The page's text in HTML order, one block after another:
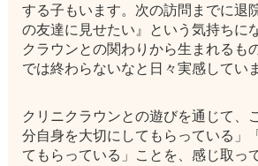
する子もいます。次の訪問までに退
の友達に見せたい』という気持ちに
クラウンとの関わりから生まれるも
では終わらないなと日々実感してい
クリニクラウンとの遊びを通じて、
分自身を大切にしてもらっている」
てもらっている」ことを、感じ取っ